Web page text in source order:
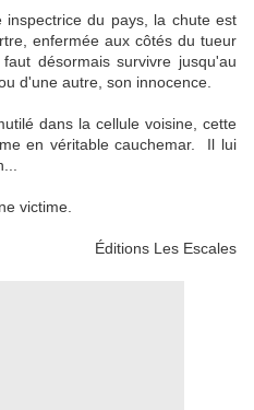
inspectrice du pays, la chute est
enfermée aux côtés du tueur
désormais survivre jusqu'au
d'une autre, son innocence.
dans la cellule voisine, cette
en véritable cauchemar. Il lui
victime.
Éditions Les Escales